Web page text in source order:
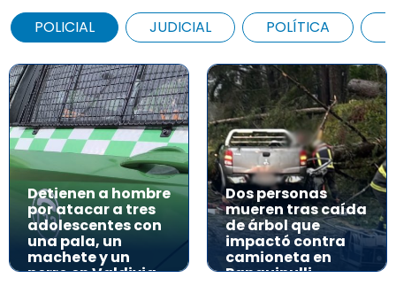
POLICIAL JUDICIAL POLÍTICA
Detienen a hombre
por atacar a tres
adolescentes con
una pala, un
machete y un
perro en Valdivia
Dos personas
mueren tras caída
de árbol que
impactó contra
camioneta en
Panguipulli